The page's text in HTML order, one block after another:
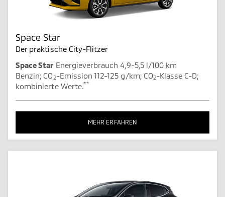
Space Star
Der praktische City-Flitzer
Space Star Energieverbrauch 4,9-5,5 l/100 km
Benzin; CO2-Emission 112-125 g/km; CO2-Klasse C-D;
kombinierte Werte.**
MEHR ERFAHREN